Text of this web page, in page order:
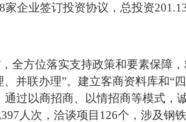
企业签订投资协议，总投资201.13
全方位落实支持政策和要素保障
并联办理”。建立客商资料库和“
过以商招商、以情招商等模式，
人次，洽谈项目126个，涉及钢